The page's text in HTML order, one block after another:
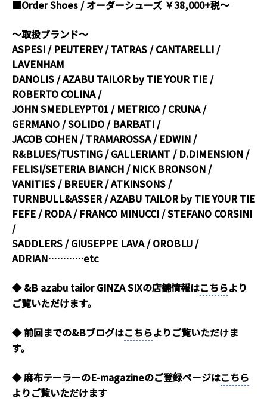
■Order Shoes / オーダーシューズ ￥38,000+税～
～取扱ブランド～
ASPESI / PEUTEREY / TATRAS / CANTARELLI /
LAVENHAM
DANOLIS / AZABU TAILOR by TIE YOUR TIE /
ROBERTO COLINA /
JOHN SMEDLEYPT01 / METRICO / CRUNA /
GERMANO / SOLIDO / BARBATI /
JACOB COHEN / TRAMAROSSA / EDWIN /
R&BLUES/TUSTING / GALLERIANT / D.DIMENSION /
FELISI/SETERIA BIANCH / NICK BRONSON /
VANITIES / BREUER / ATKINSONS /
TURNBULL&ASSER / AZABU TAILOR by TIE YOUR TIE
FEFE / RODA / FRANCO MINUCCI / STEFANO CORSINI
/
SADDLERS / GIUSEPPE LAVA / OROBLU /
ADRIAN…………etc
◆ &B azabu tailor GINZA SIXの店舗情報はこちらより
ご覧いただけます。
◆ 前回までの&Bブログはこちらよりご覧いただけま
す。
◆ 麻布テーラーのE-magazineのご登録ページはこちら
よりご覧いただけます